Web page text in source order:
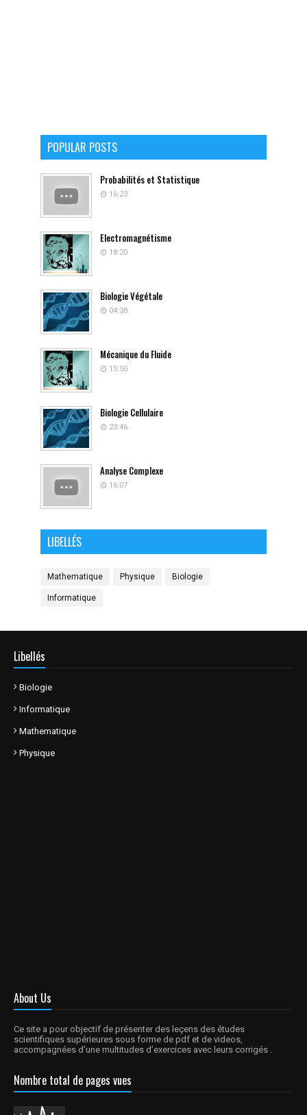
POPULAR POSTS
Probabilités et Statistique
16:23
Electromagnétisme
18:20
Biologie Végétale
04:38
Mécanique du Fluide
15:50
Biologie Cellulaire
23:46
Analyse Complexe
16:07
LIBELLÉS
Mathematique Physique Biologie
Informatique
Libellés
Biologie
Informatique
Mathematique
Physique
About Us
Ce site a pour objectif de présenter des leçens des études
scientifiques supérieures sous forme de pdf et de videos,
accompagnées d’une multitudes d’exercices avec leurs corrigés .
Nombre total de pages vues